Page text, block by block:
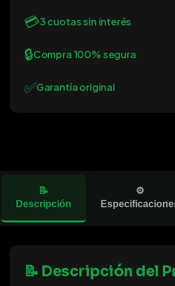
💳3 cuotas sin interés
🔒Compra 100% segura
✅Garantía original
📝
Descripción
⚙️
📝 Descripción del